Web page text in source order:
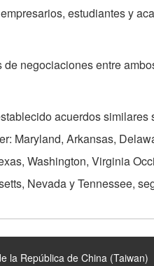
estudiantes y
negociaciones entre
acuerdos similares
Maryland, Arkansas,
Washington, Virginia
Nevada y Tennessee,
la República de China (Taiwan)